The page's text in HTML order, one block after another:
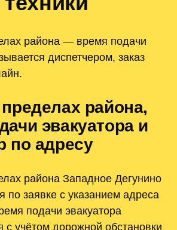
района — время подачи
диспетчером, заказ
района,
эвакуатора и
по адресу
района Западное Дегунино
по заявке с указанием адреса
подачи эвакуатора
с учётом дорожной обстановки